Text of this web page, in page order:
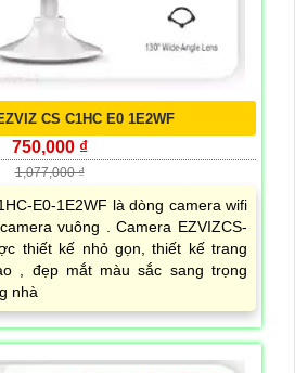
CS C1HC E0 1E2WF
750,000 ₫
1,077,000 ₫
E0-1E2WF là dòng camera wifi
vuông . Camera EZVIZCS-
thiết kế nhỏ gọn, thiết kế trang
, đẹp mắt màu sắc sang trọng
nhà